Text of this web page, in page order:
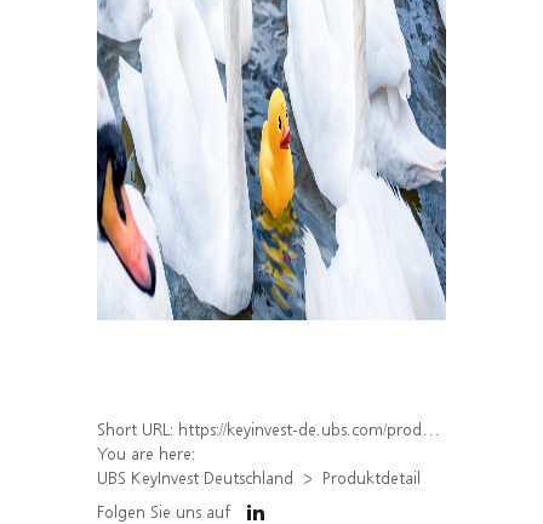
Short URL: https://keyinvest-de.ubs.com/produkt/detail/index/isin/DE000WA4LXX4
You are here:
UBS KeyInvest Deutschland
Produktdetail
Folgen Sie uns auf